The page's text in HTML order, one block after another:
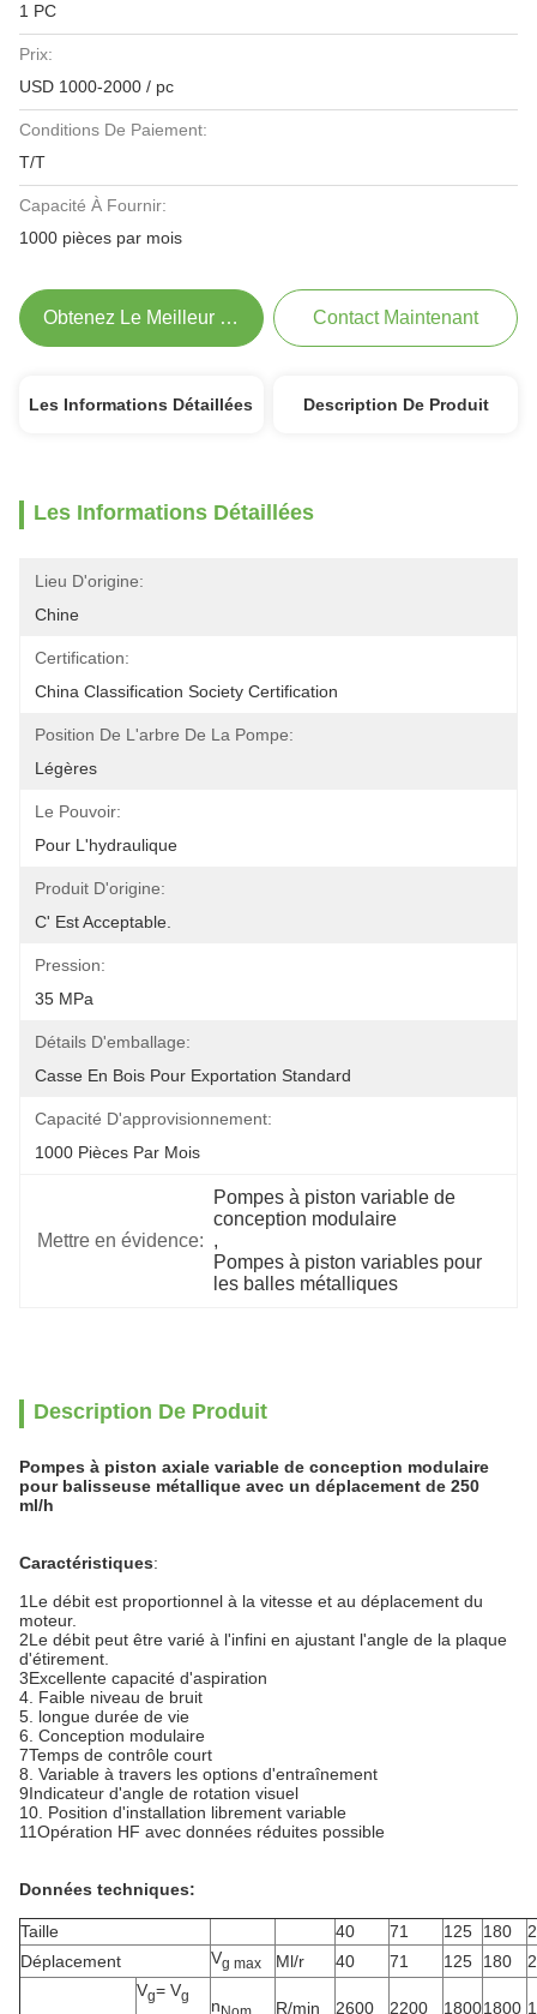
1 PC
Prix:
USD 1000-2000 / pc
Conditions De Paiement:
T/T
Capacité À Fournir:
1000 pièces par mois
Obtenez Le Meilleur Prix Contact Maintenant
Les Informations Détaillées Description De Produit
Les Informations Détaillées
Lieu D'origine:
Chine
Certification:
China Classification Society Certification
Position De L'arbre De La Pompe:
Légères
Le Pouvoir:
Pour L'hydraulique
Produit D'origine:
C' Est Acceptable.
Pression:
35 MPa
Détails D'emballage:
Casse En Bois Pour Exportation Standard
Capacité D'approvisionnement:
1000 Pièces Par Mois
Mettre en évidence:
Pompes à piston variable de
conception modulaire
,
Pompes à piston variables pour
les balles métalliques
Description De Produit
Pompes à piston axiale variable de conception modulaire
pour balisseuse métallique avec un déplacement de 250
ml/h
Caractéristiques:
1Le débit est proportionnel à la vitesse et au déplacement du
moteur.
2Le débit peut être varié à l'infini en ajustant l'angle de la plaque
d'étirement.
3Excellente capacité d'aspiration
4. Faible niveau de bruit
5. longue durée de vie
6. Conception modulaire
7Temps de contrôle court
8. Variable à travers les options d'entraînement
9Indicateur d'angle de rotation visuel
10. Position d'installation librement variable
11Opération HF avec données réduites possible
Données techniques:
Taille 40 71 125 180
Déplacement
Vg max Ml/r 40 71 125 180
Vg= Vg
nNom R/min 2600 2200 18001800